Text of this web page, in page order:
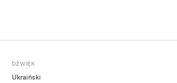
DŹWIĘK
Ukraiński